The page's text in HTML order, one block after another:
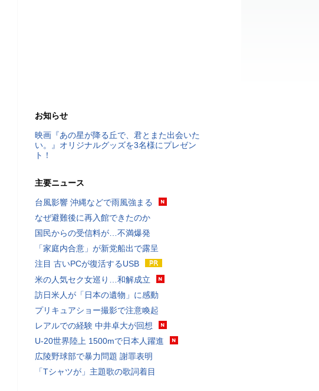
お知らせ
映画『あの星が降る丘で、君とまた出会いた
い。』オリジナルグッズを3名様にプレゼン
ト！
主要ニュース
台風影響 沖縄などで雨風強まる
なぜ避難後に再入館できたのか
国民からの受信料が…不満爆発
「家庭内合意」が新党船出で露呈
注目 古いPCが復活するUSB
米の人気セク女巡り…和解成立
訪日米人が「日本の遺物」に感動
プリキュアショー撮影で注意喚起
レアルでの経験 中井卓大が回想
U-20世界陸上 1500mで日本人躍進
広陵野球部で暴力問題 謝罪表明
「Tシャツが」主題歌の歌詞着目